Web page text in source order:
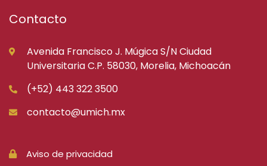
Contacto
Avenida Francisco J. Múgica S/N Ciudad
Universitaria C.P. 58030, Morelia, Michoacán
(+52) 443 322 3500
contacto@umich.mx
Aviso de privacidad